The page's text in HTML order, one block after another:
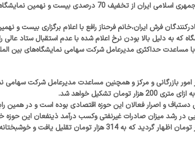
بیست و نهمین نمایشگاه فرش دستباف خبر داد.
فرش ایران،خانم فرحناز رافع با اعلام برگزاری بیست و
که به دلیل بالا بودن نرخ اعلام شده با عدم استقبال ستاد عالی
مساعدت حداکثری مدیرعامل شرکت سهامی نمایشگاه‌های بین
بازرگانی و مرکز و همچنین مساعدت مدیرعامل شرکت سهامی
تشکیل خواهد شد.
دستباف و اصرار فعالان این حوزه اقتصادی بوده است و در همین
در رشد میزان صادرات غیرنفتی وکسب درآمد ذینفعان این حوزه
گفتنی است قیمت اولیه از سوی مجری رقم 347 هزار تومان اظهار گردید که به 314